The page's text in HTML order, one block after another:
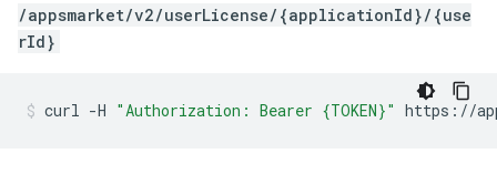
/appsmarket/v2/userLicense/{applicationId}/{use
rId}
curl -H "Authorization: Bearer {TOKEN}" https://